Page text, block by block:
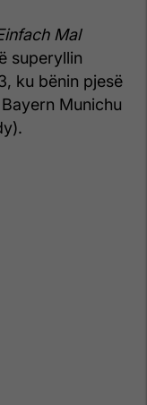
Mal
superyllin
ku bënin pjesë
Munichu